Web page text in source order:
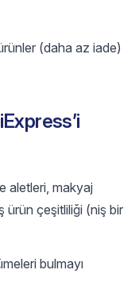
(daha az iade)
aletleri, makyaj
ürün çeşitliliği (niş bir
bulmayı